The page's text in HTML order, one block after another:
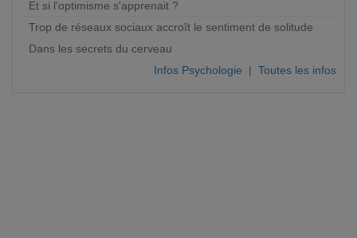
Et si l'optimisme s'apprenait ?
Trop de réseaux sociaux accroît le sentiment de solitude
Dans les secrets du cerveau
Infos Psychologie | Toutes les infos